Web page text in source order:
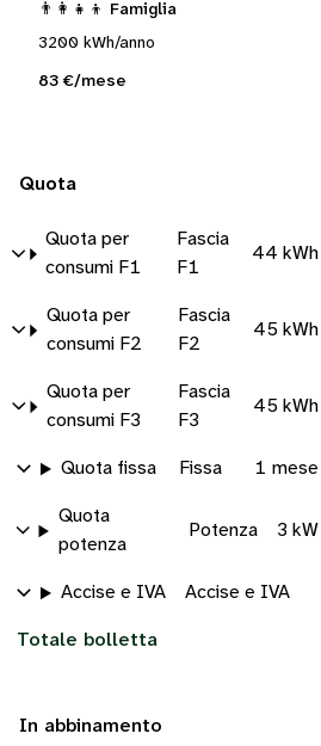
👨‍👩‍👧‍👦 Famiglia
3200 kWh/anno
83 €/mese
Quota
Quota per
consumi F1
Fascia
F1
44 kWh
Quota per
consumi F2
Fascia
F2
45 kWh
Quota per
consumi F3
Fascia
F3
45 kWh
Quota fissa Fissa 1 mese
Quota
potenza
Potenza 3 kW
Accise e IVA Accise e IVA
Totale bolletta
In abbinamento